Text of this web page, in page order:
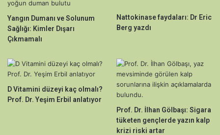
Yangın Dumanı ve Solunum
Sağlığı: Kimler Dışarı
Çıkmamalı
Nattokinase faydaları: Dr Eric
Berg yazdı
D Vitamini düzeyi kaç olmalı?
Prof. Dr. Yeşim Erbil anlatıyor
Prof. Dr. İlhan Gölbaşı: Sigara
tüketen gençlerde yazın kalp
krizi riski artar